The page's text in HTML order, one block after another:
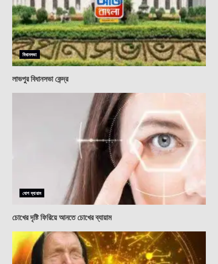
বিধানসভা
লাভপুর বিধানসভা কেন্দ্র
যোগ ব্যায়াম
চোখের দৃষ্টি ফিরিয়ে আনতে চোখের ব্যায়াম